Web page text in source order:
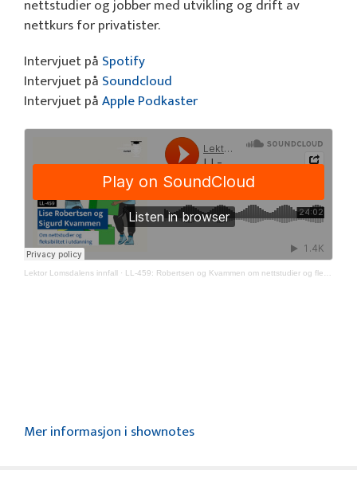
nettstudier og jobber med utvikling og drift av
nettkurs for privatister.
Intervjuet på Spotify
Intervjuet på Soundcloud
Intervjuet påApple Podkaster
Lektor Lomsdalens innfall · LL-459: Robertsen og Kvammen om nettstudier og fleksibilitet
Mer informasjon i shownotes